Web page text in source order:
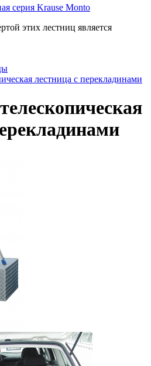
серия Krause Monto
этих лестниц является
лестница с перекладинами